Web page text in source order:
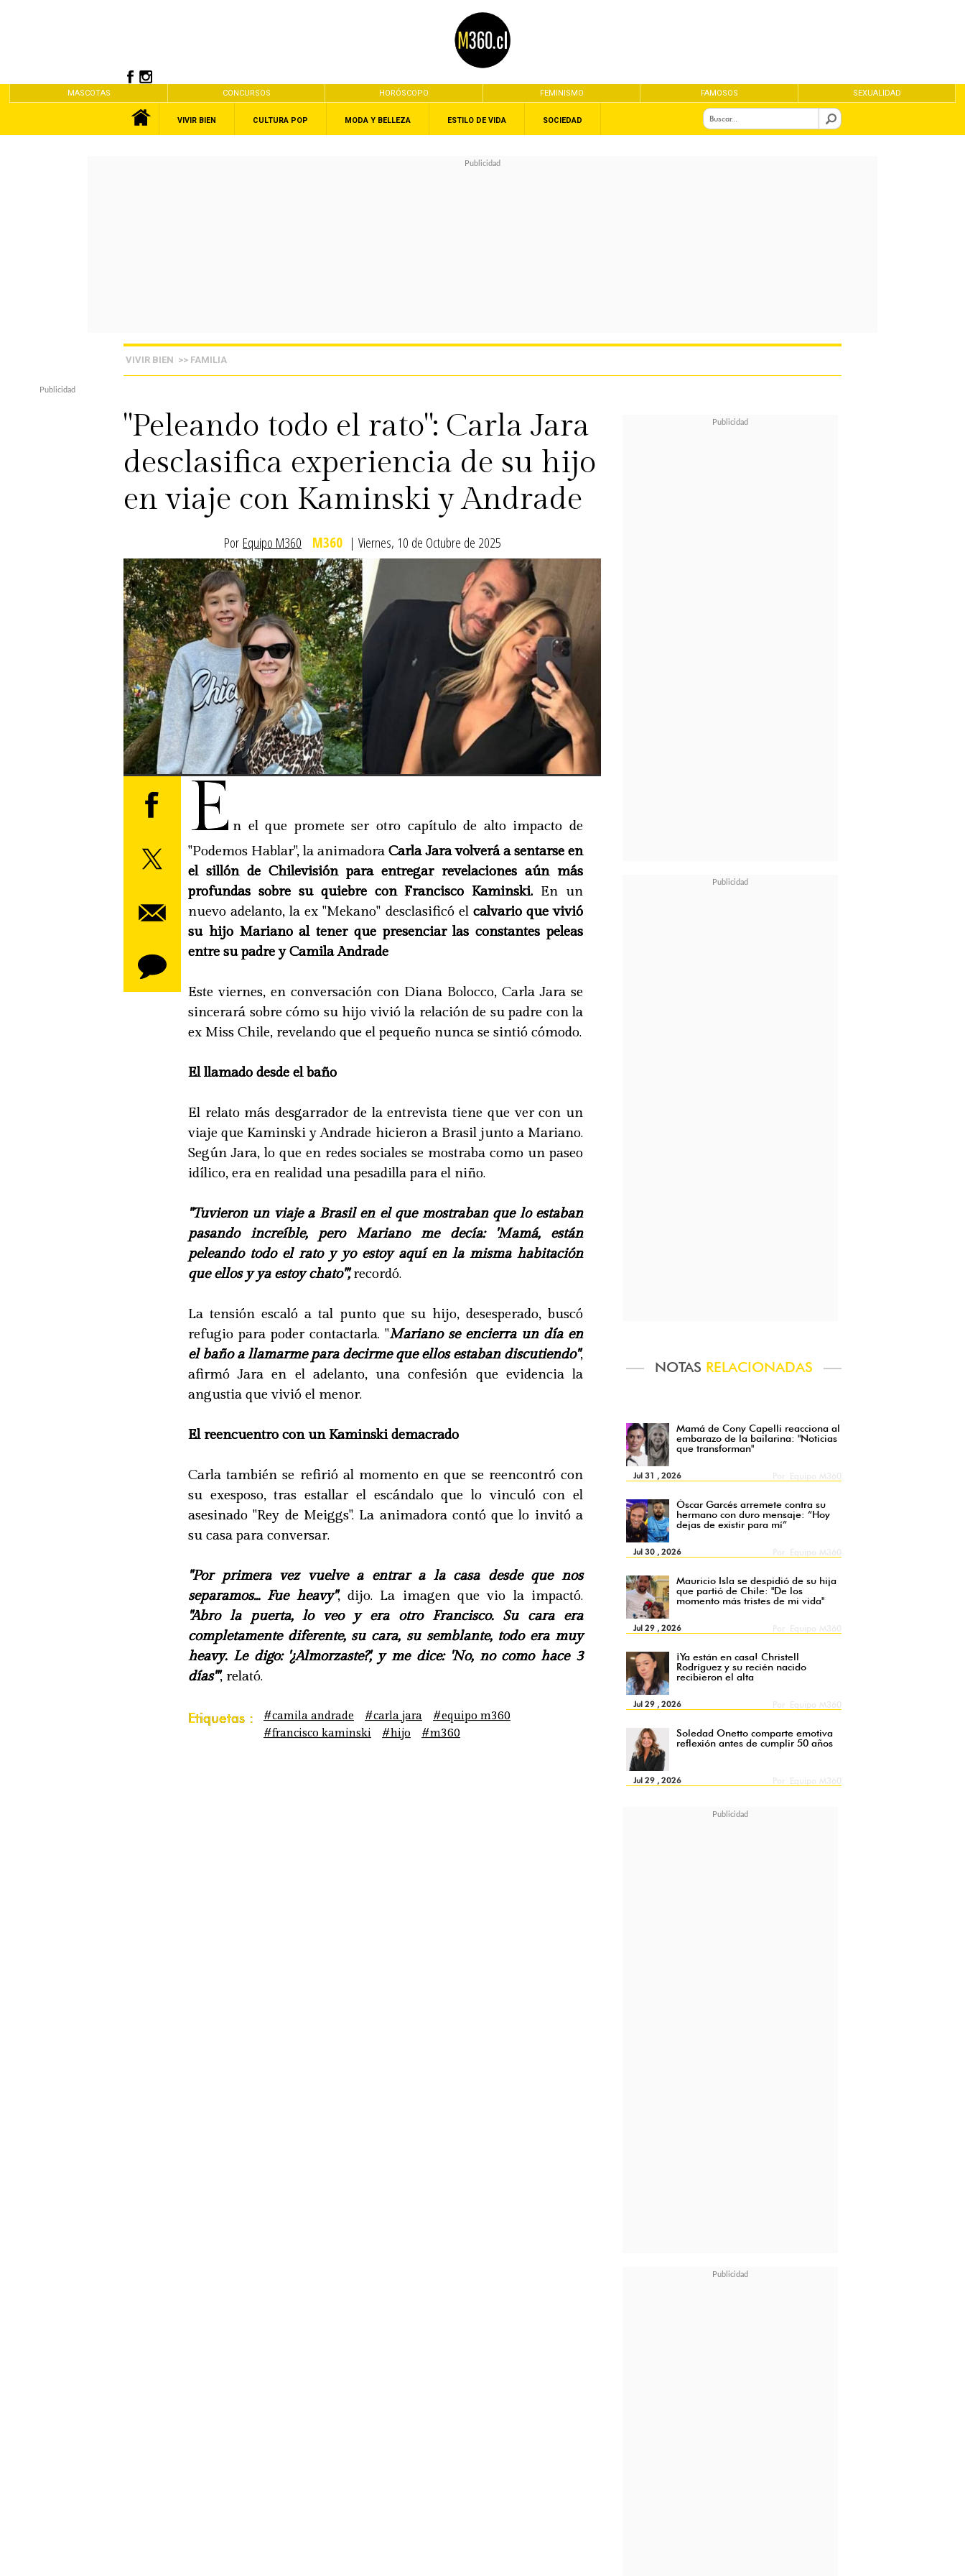
MASCOTAS CONCURSOS HORÓSCOPO FEMINISMO FAMOSOS SEXUALIDAD
VIVIR BIEN CULTURA POP MODA Y BELLEZA ESTILO DE VIDA SOCIEDAD
VIVIR BIEN >> FAMILIA
"Peleando todo el rato": Carla Jara
desclasifica experiencia de su hijo
en viaje con Kaminski y Andrade
Por Equipo M360 M360 | Viernes, 10 de Octubre de 2025
NOTAS RELACIONADAS
Mamá de Cony Capelli reacciona al
embarazo de la bailarina: "Noticias
que transforman"
Jul 31 , 2026
Óscar Garcés arremete contra su
hermano con duro mensaje: “Hoy
dejas de existir para mí”
Jul 30 , 2026
Mauricio Isla se despidió de su hija
que partió de Chile: "De los
momento más tristes de mi vida"
Jul 29 , 2026
¡Ya están en casa! Christell
Rodríguez y su recién nacido
recibieron el alta
Jul 29 , 2026
Soledad Onetto comparte emotiva
reflexión antes de cumplir 50 años
Jul 29 , 2026
E n el que promete ser otro capítulo de alto impacto de
"Podemos Hablar", la animadora Carla Jara volverá a sentarse en
el sillón de Chilevisión para entregar revelaciones aún más
profundas sobre su quiebre con Francisco Kaminski. En un
nuevo adelanto, la ex "Mekano" desclasificó el calvario que vivió
su hijo Mariano al tener que presenciar las constantes peleas
entre su padre y Camila Andrade
Este viernes, en conversación con Diana Bolocco, Carla Jara se
sincerará sobre cómo su hijo vivió la relación de su padre con la
ex Miss Chile, revelando que el pequeño nunca se sintió cómodo.
El llamado desde el baño
El relato más desgarrador de la entrevista tiene que ver con un
viaje que Kaminski y Andrade hicieron a Brasil junto a Mariano.
Según Jara, lo que en redes sociales se mostraba como un paseo
idílico, era en realidad una pesadilla para el niño.
"Tuvieron un viaje a Brasil en el que mostraban que lo estaban
pasando increíble, pero Mariano me decía: 'Mamá, están
peleando todo el rato y yo estoy aquí en la misma habitación
que ellos y ya estoy chato'",recordó.
La tensión escaló a tal punto que su hijo, desesperado, buscó
refugio para poder contactarla. "Mariano se encierra un día en
el baño a llamarme para decirme que ellos estaban discutiendo",
afirmó Jara en el adelanto, una confesión que evidencia la
angustia que vivió el menor.
El reencuentro con un Kaminski demacrado
Carla también se refirió al momento en que se reencontró con
su exesposo, tras estallar el escándalo que lo vinculó con el
asesinado "Rey de Meiggs". La animadora contó que lo invitó a
su casa para conversar.
"Por primera vez vuelve a entrar a la casa desde que nos
separamos... Fue heavy", dijo. La imagen que vio la impactó.
"Abro la puerta, lo veo y era otro Francisco. Su cara era
completamente diferente, su cara, su semblante, todo era muy
heavy. Le digo: '¿Almorzaste?', y me dice: 'No, no como hace 3
días'", relató.
Etiquetas : #camila andrade #carla jara
#equipo m360
#francisco kaminski
#hijo #m360